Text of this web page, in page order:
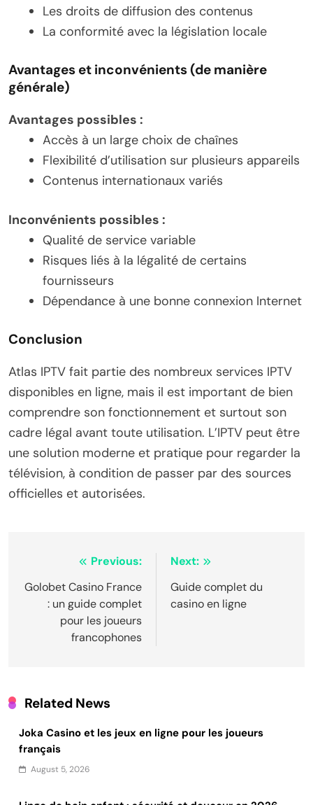
Les droits de diffusion des contenus
La conformité avec la législation locale
Avantages et inconvénients (de manière
générale)
Avantages possibles :
Accès à un large choix de chaînes
Flexibilité d’utilisation sur plusieurs appareils
Contenus internationaux variés
Inconvénients possibles :
Qualité de service variable
Risques liés à la légalité de certains
fournisseurs
Dépendance à une bonne connexion Internet
Conclusion
Atlas IPTV fait partie des nombreux services IPTV
disponibles en ligne, mais il est important de bien
comprendre son fonctionnement et surtout son
cadre légal avant toute utilisation. L’IPTV peut être
une solution moderne et pratique pour regarder la
télévision, à condition de passer par des sources
officielles et autorisées.
navigation
Previous:
Golobet Casino France
: un guide complet
pour les joueurs
francophones
Next:
Guide complet du
casino en ligne
Related News
Joka Casino et les jeux en ligne pour les joueurs
français
August 5, 2026